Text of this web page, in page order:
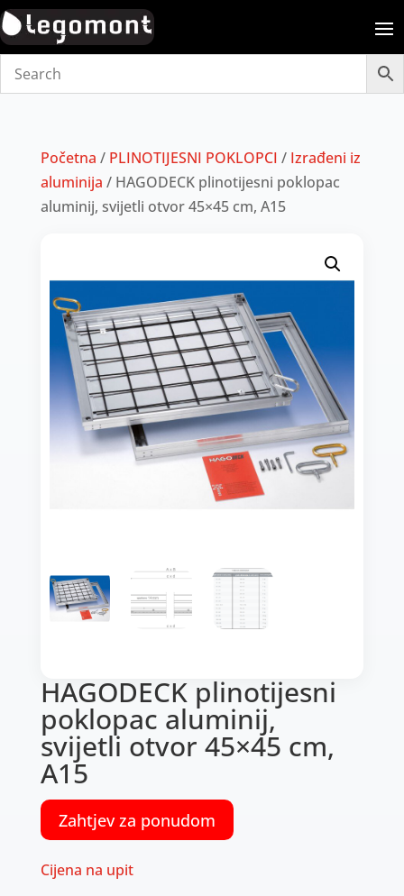
Početna / PLINOTIJESNI POKLOPCI / Izrađeni iz
aluminija / HAGODECK plinotijesni poklopac
aluminij, svijetli otvor 45×45 cm, A15
HAGODECK plinotijesni
poklopac aluminij,
svijetli otvor 45×45 cm,
A15
Zahtjev za ponudom
Cijena na upit